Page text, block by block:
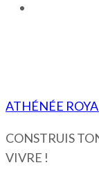
ATHÉNÉE
CONSTRUIS
VIVRE !